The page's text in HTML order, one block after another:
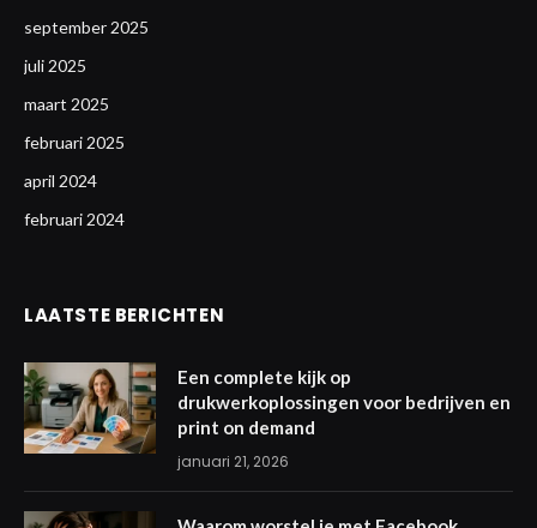
september 2025
juli 2025
maart 2025
februari 2025
april 2024
februari 2024
LAATSTE BERICHTEN
Een complete kijk op
drukwerkoplossingen voor bedrijven en
print on demand
januari 21, 2026